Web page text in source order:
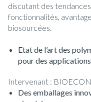
discutant des
fonctionnalités,
biosourcées.
Etat de l’art des
pour des
Intervenant :
Des emballages